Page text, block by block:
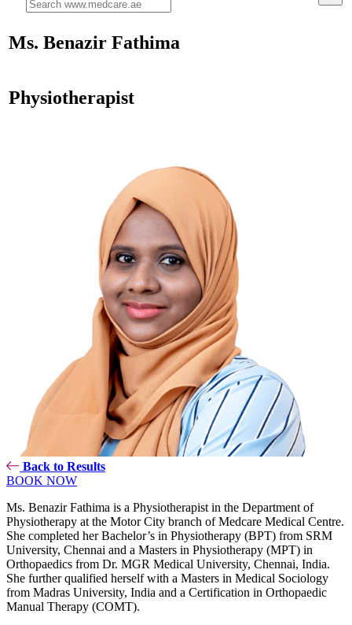
Ms. Benazir Fathima
Physiotherapist
Back to Results
BOOK NOW
Ms. Benazir Fathima is a Physiotherapist in the Department of
Physiotherapy at the Motor City branch of Medcare Medical Centre.
She completed her Bachelor’s in Physiotherapy (BPT) from SRM
University, Chennai and a Masters in Physiotherapy (MPT) in
Orthopaedics from Dr. MGR Medical University, Chennai, India.
She further qualified herself with a Masters in Medical Sociology
from Madras University, India and a Certification in Orthopaedic
Manual Therapy (COMT).